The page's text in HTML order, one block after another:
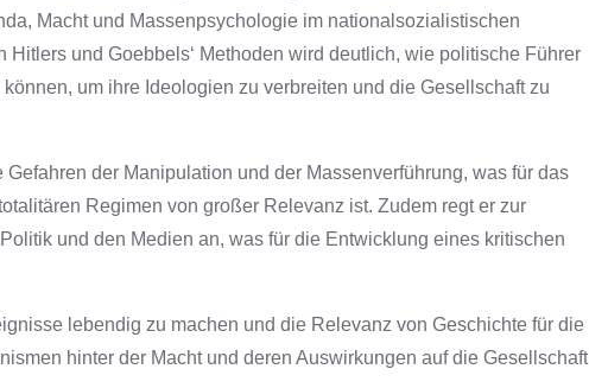
Macht und Massenpsychologie im nationalsozialistischen
und Goebbels‘ Methoden wird deutlich, wie politische Führer
um ihre Ideologien zu verbreiten und die Gesellschaft zu
der Manipulation und der Massenverführung, was für das
Regimen von großer Relevanz ist. Zudem regt er zur
und den Medien an, was für die Entwicklung eines kritischen
lebendig zu machen und die Relevanz von Geschichte für die
hinter der Macht und deren Auswirkungen auf die Gesellschaft